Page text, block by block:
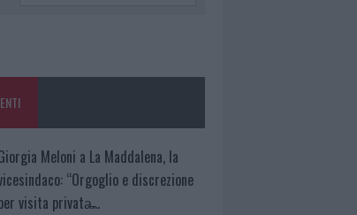
Meloni a La Maddalena, la
“Orgoglio e discrezione
visita privata̶…